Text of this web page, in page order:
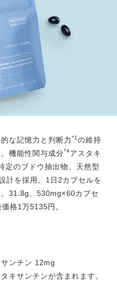
な記憶力と判断力 *1 の維持
機能性関与成分*4アスタキ
定のブドウ抽出物、天然型
計を採用。1日2カプセルを
31.8g、530mg×60カプセ
格1万5135円。
ンチン 12mg
キサンチンが含まれます。